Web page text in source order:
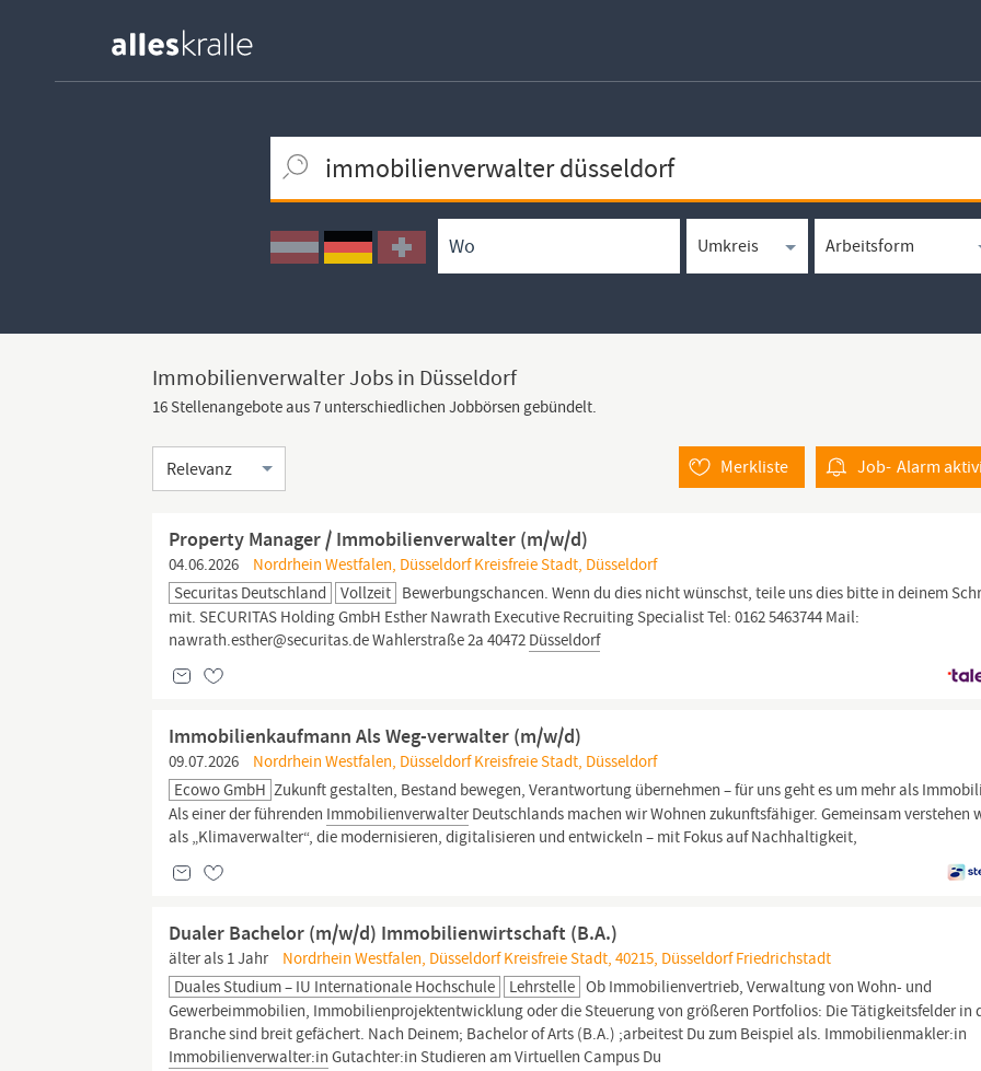
Ortssuche
Umkreissuche
Arbeitsform
Immobilienverwalter Jobs in Düsseldorf
16 Stellenangebote aus 7 unterschiedlichen Jobbörsen gebündelt.
Sortierung Job- Alarm
Merkliste
Property Manager / Immobilienverwalter (m/w/d)
04.06.2026
Nordrhein Westfalen, Düsseldorf Kreisfreie Stadt, Düsseldorf
Securitas Deutschland
Vollzeit Bewerbungschancen. Wenn du dies nicht wünschst, teile uns dies bitte in deinem
mit. SECURITAS Holding GmbH Esther Nawrath Executive Recruiting Specialist Tel: 0162 5463744 Mail:
nawrath.esther@securitas.de Wahlerstraße 2a 40472 Düsseldorf
Immobilienkaufmann Als Weg-verwalter (m/w/d)
09.07.2026
Nordrhein Westfalen, Düsseldorf Kreisfreie Stadt, Düsseldorf
Ecowo GmbH Zukunft gestalten, Bestand bewegen, Verantwortung übernehmen – für uns geht es um mehr als
Als einer der führenden ImmobilienverwalterDeutschlands machen wir Wohnen zukunftsfähiger. Gemeinsam verstehen
als „Klimaverwalter“, die modernisieren, digitalisieren und entwickeln – mit Fokus auf Nachhaltigkeit,
Dualer Bachelor (m/w/d) Immobilienwirtschaft (B.A.)
älter als 1 Jahr
Nordrhein Westfalen, Düsseldorf Kreisfreie Stadt, 40215, Düsseldorf Friedrichstadt
Duales Studium – IU Internationale Hochschule
Lehrstelle Ob Immobilienvertrieb, Verwaltung von Wohn- und
Gewerbeimmobilien, Immobilienprojektentwicklung oder die Steuerung von größeren Portfolios: Die Tätigkeitsfelder in
Branche sind breit gefächert. Nach Deinem; Bachelor of Arts (B.A.) ;arbeitest Du zum Beispiel als. Immobilienmakler:in
Immobilienverwalter:in Gutachter:in Studieren am Virtuellen Campus Du